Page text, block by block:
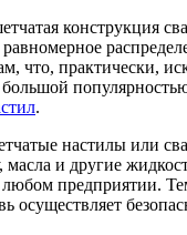
конструкция
что, практически,
.
настилы или
масла и другие
любом предприятии.
осуществляет